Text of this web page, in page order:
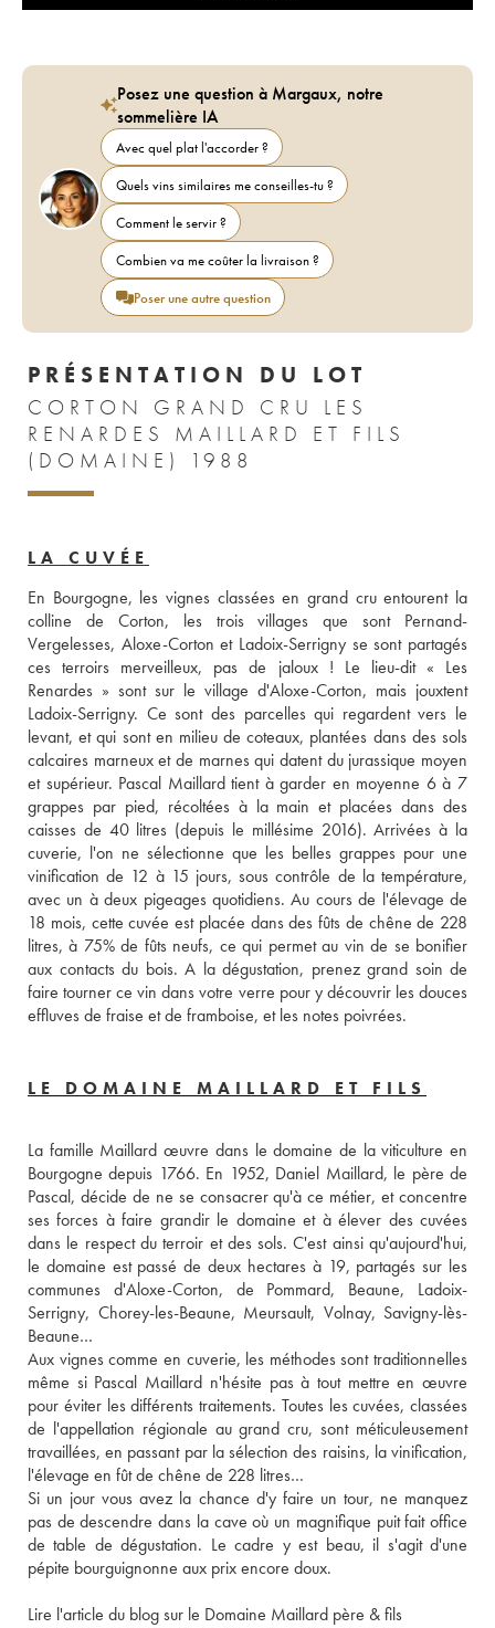
Posez une question à Margaux, notre
sommelière IA
Avec quel plat l'accorder ?
Quels vins similaires me conseilles-tu ?
Comment le servir ?
Combien va me coûter la livraison ?
Poser une autre question
PRÉSENTATION DU LOT
CORTON GRAND CRU LES
RENARDES MAILLARD ET FILS
(DOMAINE) 1988
LA CUVÉE
En Bourgogne, les vignes classées en grand cru entourent la
colline de Corton, les trois villages que sont Pernand-
Vergelesses, Aloxe-Corton et Ladoix-Serrigny se sont partagés
ces terroirs merveilleux, pas de jaloux ! Le lieu-dit « Les
Renardes » sont sur le village d'Aloxe-Corton, mais jouxtent
Ladoix-Serrigny. Ce sont des parcelles qui regardent vers le
levant, et qui sont en milieu de coteaux, plantées dans des sols
calcaires marneux et de marnes qui datent du jurassique moyen
et supérieur. Pascal Maillard tient à garder en moyenne 6 à 7
grappes par pied, récoltées à la main et placées dans des
caisses de 40 litres (depuis le millésime 2016). Arrivées à la
cuverie, l'on ne sélectionne que les belles grappes pour une
vinification de 12 à 15 jours, sous contrôle de la température,
avec un à deux pigeages quotidiens. Au cours de l'élevage de
18 mois, cette cuvée est placée dans des fûts de chêne de 228
litres, à 75% de fûts neufs, ce qui permet au vin de se bonifier
aux contacts du bois. A la dégustation, prenez grand soin de
faire tourner ce vin dans votre verre pour y découvrir les douces
LE DOMAINE MAILLARD ET FILS
La famille Maillard œuvre dans le domaine de la viticulture en
Bourgogne depuis 1766. En 1952, Daniel Maillard, le père de
Pascal, décide de ne se consacrer qu'à ce métier, et concentre
ses forces à faire grandir le domaine et à élever des cuvées
dans le respect du terroir et des sols. C'est ainsi qu'aujourd'hui,
le domaine est passé de deux hectares à 19, partagés sur les
communes d'Aloxe-Corton, de Pommard, Beaune, Ladoix-
Serrigny, Chorey-les-Beaune, Meursault, Volnay, Savigny-lès-
Beaune…
Aux vignes comme en cuverie, les méthodes sont traditionnelles
même si Pascal Maillard n'hésite pas à tout mettre en œuvre
pour éviter les différents traitements. Toutes les cuvées, classées
de l'appellation régionale au grand cru, sont méticuleusement
travaillées, en passant par la sélection des raisins, la vinification,
l'élevage en fût de chêne de 228 litres…
Si un jour vous avez la chance d'y faire un tour, ne manquez
pas de descendre dans la cave où un magnifique puit fait office
de table de dégustation. Le cadre y est beau, il s'agit d'une
pépite bourguignonne aux prix encore doux.
Lire l'article du blog sur le Domaine Maillard père & fils